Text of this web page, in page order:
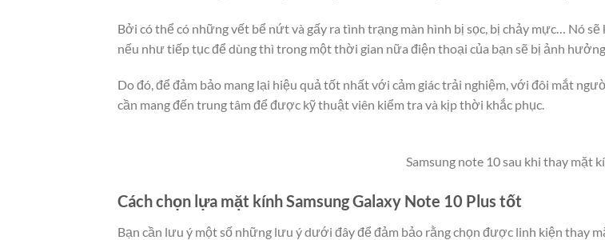
Bởi có thể có những vết bể nứt và gấy ra tình trạng màn hình bị sọc, bị chảy mực… Nó
nếu như tiếp tục để dùng thì trong một thời gian nữa điện thoại của bạn sẽ bị ảnh
Do đó, để đảm bảo mang lại hiệu quả tốt nhất với cảm giác trải nghiệm, với đôi mắt
cần mang đến trung tâm để được kỹ thuật viên kiểm tra và kịp thời khắc phục.
Samsung note 10 sau khi thay mặt
Cách chọn lựa mặt kính Samsung Galaxy Note 10 Plus tốt
Bạn cần lưu ý một số những lưu ý dưới đây để đảm bảo rằng chọn được linh kiện thay